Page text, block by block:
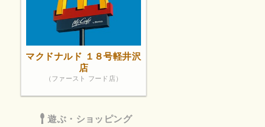
マクドナルド １８号軽井沢
店
（ファースト フード店）
遊ぶ・ショッピング